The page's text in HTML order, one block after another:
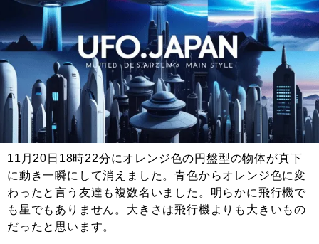
11月20日18時22分にオレンジ色の円盤型の物体が真下
に動き一瞬にして消えました。青色からオレンジ色に変
わったと言う友達も複数名いました。明らかに飛行機で
も星でもありません。大きさは飛行機よりも大きいもの
だったと思います。